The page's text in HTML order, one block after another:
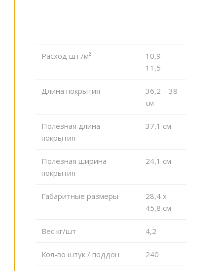
Расход шт./м²
10,9 -
11,5
Длина покрытия
36,2 – 38
см
Полезная длина
покрытия
37,1 см
Полезная ширина
покрытия
24,1 см
Габаритные размеры
28,4 x
45,8 см
Вес кг/шт 4,2
Кол-во штук / поддон 240